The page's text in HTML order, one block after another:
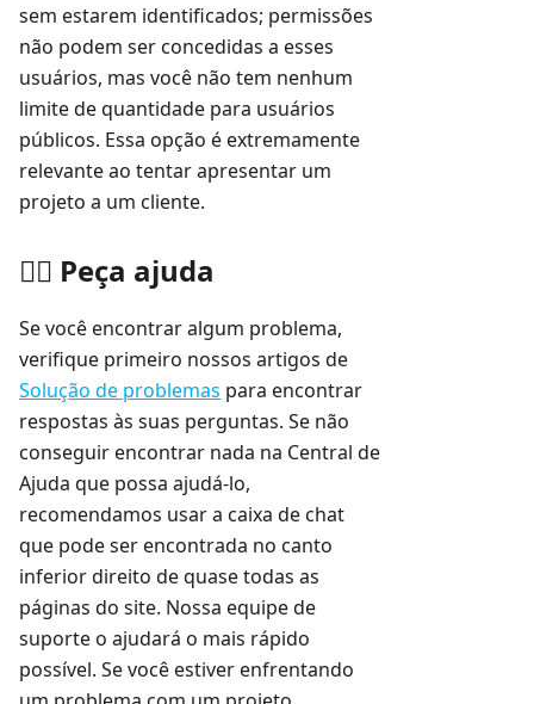
sem estarem identificados; permissões
não podem ser concedidas a esses
usuários, mas você não tem nenhum
limite de quantidade para usuários
públicos. Essa opção é extremamente
relevante ao tentar apresentar um
projeto a um cliente.
🙋‍♂️ Peça ajuda
Se você encontrar algum problema,
verifique primeiro nossos artigos de
Solução de problemas para encontrar
respostas às suas perguntas. Se não
conseguir encontrar nada na Central de
Ajuda que possa ajudá-lo,
recomendamos usar a caixa de chat
que pode ser encontrada no canto
inferior direito de quase todas as
páginas do site. Nossa equipe de
suporte o ajudará o mais rápido
possível. Se você estiver enfrentando